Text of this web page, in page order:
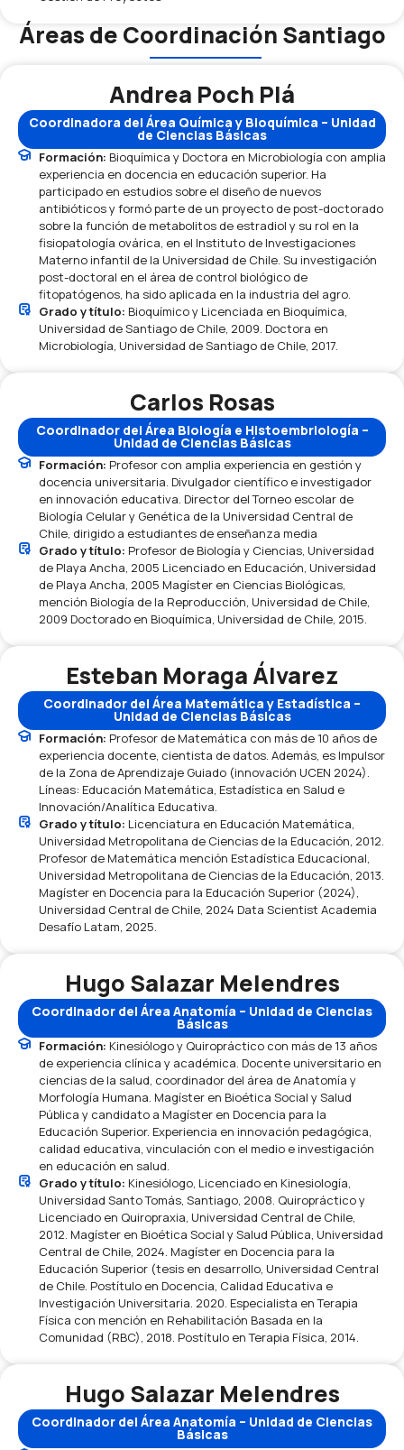
Áreas de Coordinación Santiago
Andrea Poch Plá
Coordinadora del Área Química y Bioquímica – Unidad
de Ciencias Básicas
Formación: Bioquímica y Doctora en Microbiología con amplia
experiencia en docencia en educación superior. Ha
participado en estudios sobre el diseño de nuevos
antibióticos y formó parte de un proyecto de post-doctorado
sobre la función de metabolitos de estradiol y su rol en la
fisiopatología ovárica, en el Instituto de Investigaciones
Materno infantil de la Universidad de Chile. Su investigación
post-doctoral en el área de control biológico de
fitopatógenos, ha sido aplicada en la industria del agro.
Grado y título: Bioquímico y Licenciada en Bioquímica,
Universidad de Santiago de Chile, 2009. Doctora en
Microbiología, Universidad de Santiago de Chile, 2017.
Carlos Rosas
Coordinador del Área Biología e Histoembriología –
Unidad de Ciencias Básicas
Formación: Profesor con amplia experiencia en gestión y
docencia universitaria. Divulgador científico e investigador
en innovación educativa. Director del Torneo escolar de
Biología Celular y Genética de la Universidad Central de
Chile, dirigido a estudiantes de enseñanza media
Grado y título: Profesor de Biología y Ciencias, Universidad
de Playa Ancha, 2005 Licenciado en Educación, Universidad
de Playa Ancha, 2005 Magíster en Ciencias Biológicas,
mención Biología de la Reproducción, Universidad de Chile,
2009 Doctorado en Bioquímica, Universidad de Chile, 2015.
Esteban Moraga Álvarez
Coordinador del Área Matemática y Estadística –
Unidad de Ciencias Básicas
Formación: Profesor de Matemática con más de 10 años de
experiencia docente, cientista de datos. Además, es Impulsor
de la Zona de Aprendizaje Guiado (innovación UCEN 2024).
Líneas: Educación Matemática, Estadística en Salud e
Innovación/Analítica Educativa.
Grado y título: Licenciatura en Educación Matemática,
Universidad Metropolitana de Ciencias de la Educación, 2012.
Profesor de Matemática mención Estadística Educacional,
Universidad Metropolitana de Ciencias de la Educación, 2013.
Magíster en Docencia para la Educación Superior (2024),
Universidad Central de Chile, 2024 Data Scientist Academia
Desafío Latam, 2025.
Hugo Salazar Melendres
Coordinador del Área Anatomía – Unidad de Ciencias
Básicas
Formación: Kinesiólogo y Quiropráctico con más de 13 años
de experiencia clínica y académica. Docente universitario en
ciencias de la salud, coordinador del área de Anatomía y
Morfología Humana. Magíster en Bioética Social y Salud
Pública y candidato a Magíster en Docencia para la
Educación Superior. Experiencia en innovación pedagógica,
calidad educativa, vinculación con el medio e investigación
en educación en salud.
Grado y título: Kinesiólogo, Licenciado en Kinesiología,
Universidad Santo Tomás, Santiago, 2008. Quiropráctico y
Licenciado en Quiropraxia, Universidad Central de Chile,
2012. Magíster en Bioética Social y Salud Pública, Universidad
Central de Chile, 2024. Magíster en Docencia para la
Educación Superior (tesis en desarrollo, Universidad Central
de Chile. Postítulo en Docencia, Calidad Educativa e
Investigación Universitaria. 2020. Especialista en Terapia
Física con mención en Rehabilitación Basada en la
Comunidad (RBC), 2018. Postítulo en Terapia Física, 2014.
Hugo Salazar Melendres
Coordinador del Área Anatomía – Unidad de Ciencias
Básicas